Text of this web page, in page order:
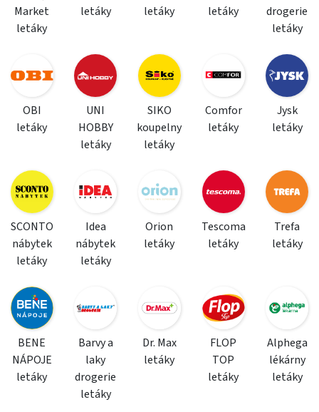
Market
letáky
letáky
letáky
letáky
drogerie
letáky
OBI
letáky
UNI
HOBBY
letáky
SIKO
koupelny
letáky
Comfor
letáky
Jysk
letáky
SCONTO
nábytek
letáky
Idea
nábytek
letáky
Orion
letáky
Tescoma
letáky
Trefa
letáky
BENE
NÁPOJE
letáky
Barvy a
laky
drogerie
letáky
Dr. Max
letáky
FLOP
TOP
letáky
Alphega
lékárny
letáky